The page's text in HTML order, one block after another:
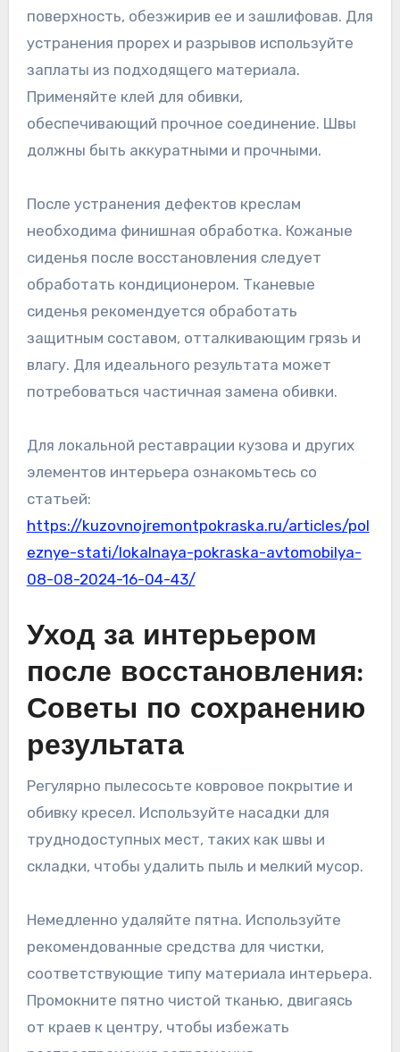
поверхность, обезжирив ее и зашлифовав. Для
устранения прорех и разрывов используйте
заплаты из подходящего материала.
Применяйте клей для обивки,
обеспечивающий прочное соединение. Швы
должны быть аккуратными и прочными.
После устранения дефектов креслам
необходима финишная обработка. Кожаные
сиденья после восстановления следует
обработать кондиционером. Тканевые
сиденья рекомендуется обработать
защитным составом, отталкивающим грязь и
влагу. Для идеального результата может
потребоваться частичная замена обивки.
Для локальной реставрации кузова и других
элементов интерьера ознакомьтесь со
статьей:
https://kuzovnojremontpokraska.ru/articles/pol
eznye-stati/lokalnaya-pokraska-avtomobilya-
08-08-2024-16-04-43/
Уход за интерьером
после восстановления:
Советы по сохранению
результата
Регулярно пылесосьте ковровое покрытие и
обивку кресел. Используйте насадки для
труднодоступных мест, таких как швы и
складки, чтобы удалить пыль и мелкий мусор.
Немедленно удаляйте пятна. Используйте
рекомендованные средства для чистки,
соответствующие типу материала интерьера.
Промокните пятно чистой тканью, двигаясь
от краев к центру, чтобы избежать